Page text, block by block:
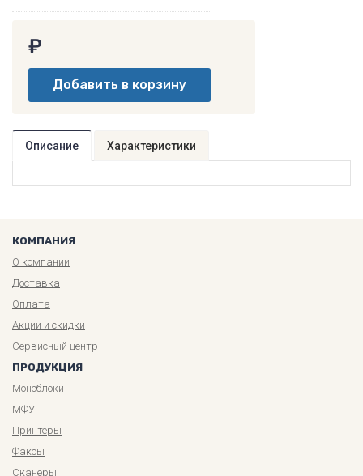
₽
Описание Характеристики
КОМПАНИЯ
О компании
Доставка
Оплата
Акции и скидки
Сервисный центр
ПРОДУКЦИЯ
Моноблоки
МФУ
Принтеры
Факсы
Сканеры